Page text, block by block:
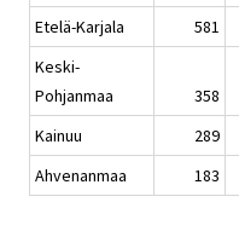
Etelä-Karjala
581
Keski-
Pohjanmaa
358
Kainuu
289
Ahvenanmaa
183